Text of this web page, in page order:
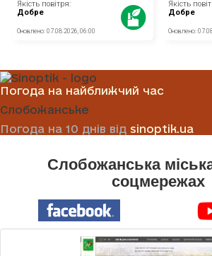
Погода на найближчий час
Слобожанське
Погода на 10 днів від sinoptik.ua
Слобожанська
соцмережах